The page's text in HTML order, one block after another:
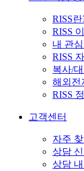
RISS란
RISS
내 관
RISS
복사/
해외전
RISS
고객센터
자주
상담
상담